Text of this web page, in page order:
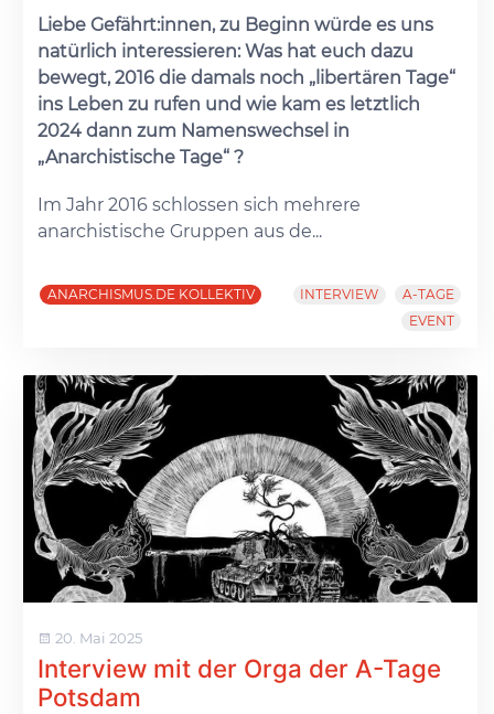
Liebe Gefährt:innen, zu Beginn würde es uns
natürlich interessieren: Was hat euch dazu
bewegt, 2016 die damals noch „libertären Tage“
ins Leben zu rufen und wie kam es letztlich
2024 dann zum Namenswechsel in
„Anarchistische Tage“ ?
Im Jahr 2016 schlossen sich mehrere
anarchistische Gruppen aus de...
ANARCHISMUS.DE KOLLEKTIV INTERVIEW
A-TAGE
EVENT
20. Mai 2025
Interview mit der Orga der A-Tage
Potsdam